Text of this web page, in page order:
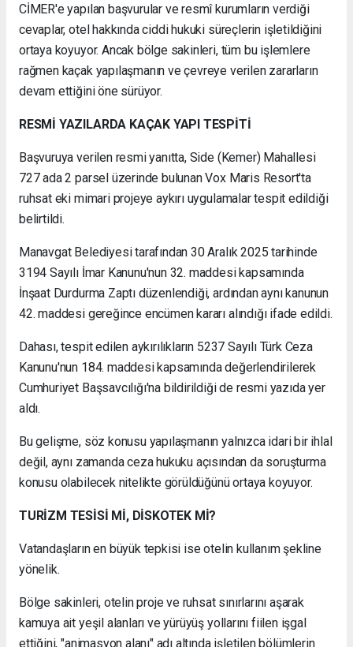
CİMER'e yapılan başvurular ve resmî kurumların verdiği
cevaplar, otel hakkında ciddi hukuki süreçlerin işletildiğini
ortaya koyuyor. Ancak bölge sakinleri, tüm bu işlemlere
rağmen kaçak yapılaşmanın ve çevreye verilen zararların
devam ettiğini öne sürüyor.
RESMİ YAZILARDA KAÇAK YAPI TESPİTİ
Başvuruya verilen resmi yanıtta, Side (Kemer) Mahallesi
727 ada 2 parsel üzerinde bulunan Vox Maris Resort'ta
ruhsat eki mimari projeye aykırı uygulamalar tespit edildiği
belirtildi.
Manavgat Belediyesi tarafından 30 Aralık 2025 tarihinde
3194 Sayılı İmar Kanunu'nun 32. maddesi kapsamında
İnşaat Durdurma Zaptı düzenlendiği, ardından aynı kanunun
42. maddesi gereğince encümen kararı alındığı ifade edildi.
Dahası, tespit edilen aykırılıkların 5237 Sayılı Türk Ceza
Kanunu'nun 184. maddesi kapsamında değerlendirilerek
Cumhuriyet Başsavcılığı'na bildirildiği de resmi yazıda yer
aldı.
Bu gelişme, söz konusu yapılaşmanın yalnızca idari bir ihlal
değil, aynı zamanda ceza hukuku açısından da soruşturma
konusu olabilecek nitelikte görüldüğünü ortaya koyuyor.
TURİZM TESİSİ Mİ, DİSKOTEK Mİ?
Vatandaşların en büyük tepkisi ise otelin kullanım şekline
yönelik.
Bölge sakinleri, otelin proje ve ruhsat sınırlarını aşarak
kamuya ait yeşil alanları ve yürüyüş yollarını fiilen işgal
ettiğini, "animasyon alanı" adı altında işletilen bölümlerin